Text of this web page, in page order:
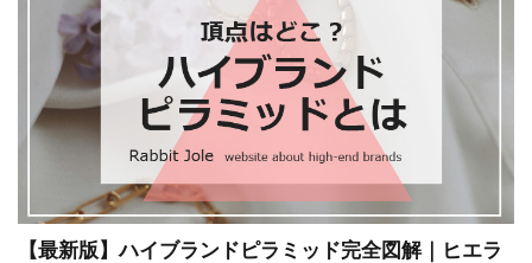
【最新版】ハイブランドピラミッド完全図解｜ヒエラ